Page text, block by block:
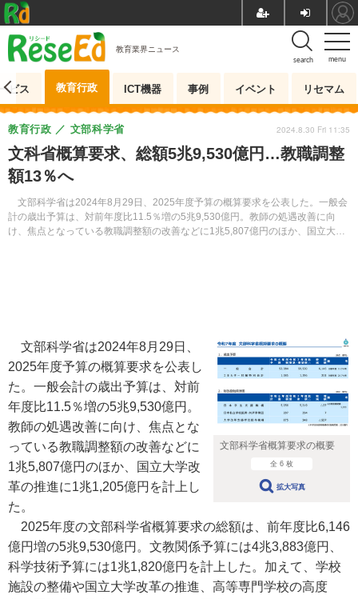
menu
search
教育業界ニュース
ビス 教育行政 ICT機器 事例 イベント リセマム
文科省概算要求、総額5兆9,530億円…教職調整
額13％へ
文部科学省は2024年8月29日、2025年度予算の概算要求を公表した。一般会
計の歳出予算は、対前年度比11.5％増の5兆9,530億円。教師の処遇改善に向
け、焦点となっている教職調整額の改善などに1兆5,807億円のほか、国立大学
教育行政 文部科学省 2024.8.30 Fri 11:35
文部科学省概算要求の概要
全 6 枚
拡大写真
文部科学省は2024年8月29日、
2025年度予算の概算要求を公表し
た。一般会計の歳出予算は、対前
年度比11.5％増の5兆9,530億円。
教師の処遇改善に向け、焦点とな
っている教職調整額の改善などに
1兆5,807億円のほか、国立大学改
革の推進に1兆1,205億円を計上し
た。
2025年度の文部科学省概算要求の総額は、前年度比6,146
億円増の5兆9,530億円。文教関係予算には4兆3,883億円、
科学技術予算には1兆1,820億円を計上した。加えて、学校
施設の整備や国立大学改革の推進、高等専門学校の高度